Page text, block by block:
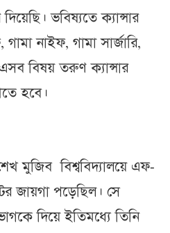
ভবিষ্যতে ক্যান্সার
নাইফ, গামা সার্জারি,
এসব বিষয় তরুণ ক্যান্সার
হবে।
মুজিব বিশ্ববিদ্যালয়ে এফ-
জায়গা পড়েছিল। সে
দিয়ে ইতিমধ্যে তিনি